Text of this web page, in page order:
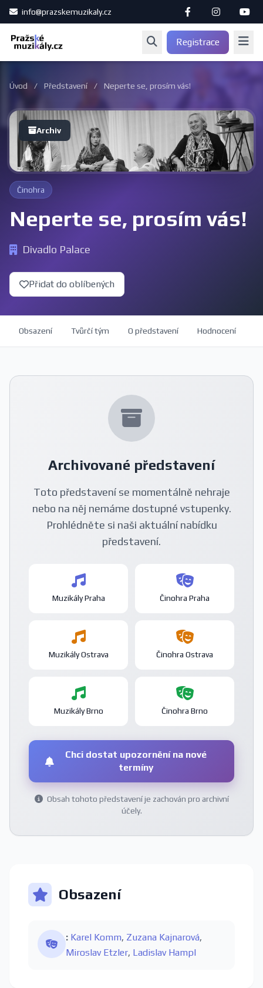
info@prazskemuzikaly.cz
Registrace
Úvod / Představení / Neperte se, prosím vás!
Archiv
Činohra
Neperte se, prosím vás!
Divadlo Palace
Přidat do oblíbených
Obsazení Tvůrčí tým O představení Hodnocení
Archivované představení
Toto představení se momentálně nehraje
nebo na něj nemáme dostupné vstupenky.
Prohlédněte si naši aktuální nabídku
představení.
Muzikály Praha Činohra Praha
Muzikály Ostrava Činohra Ostrava
Muzikály Brno Činohra Brno
Chci dostat upozornění na nové
termíny
Obsah tohoto představení je zachován pro archivní
účely.
Obsazení
: Karel Komm, Zuzana Kajnarová,
Miroslav Etzler, Ladislav Hampl